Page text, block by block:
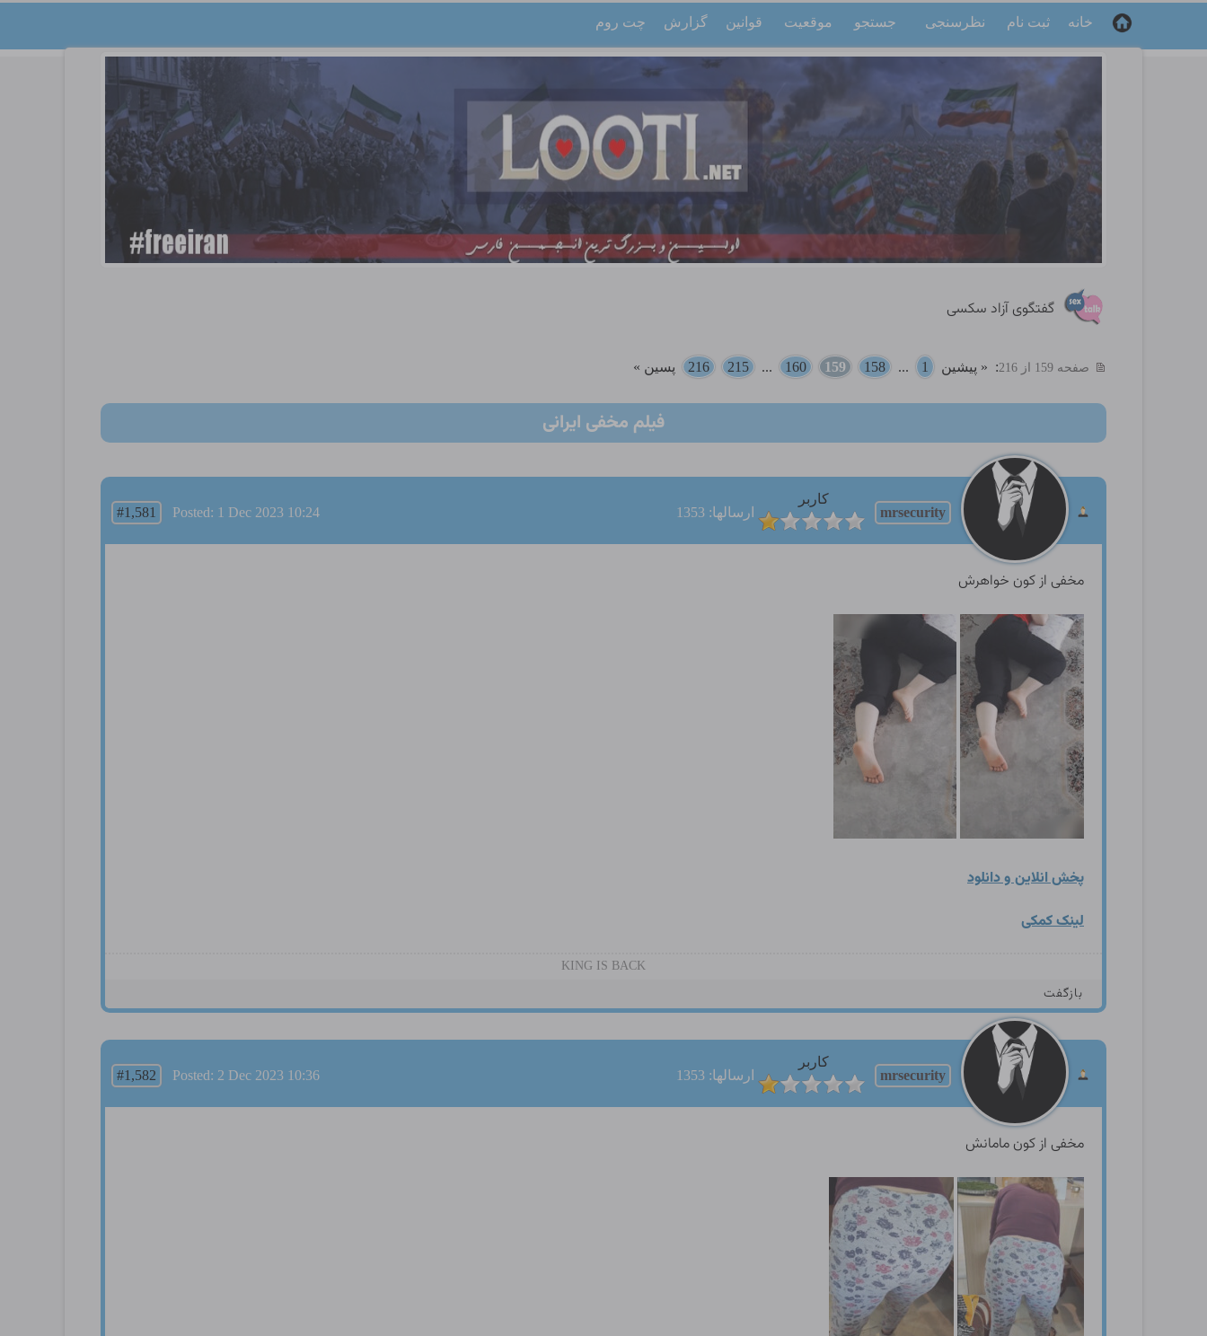
خانه ثبت نام نظرسنجی جستجو موقعیت قوانین گزارش چت روم
گفتگوی آزاد سکسی
صفحه 159 از 216 : « پیشین 1
...
158
159
160
...
215
216 پسین »
فیلم مخفی ایرانی
mrsecurity
کاربر
ارسالها: 1353
#1,581 Posted: 1 Dec 2023 10:24
مخفی از کون خواهرش
پخش انلاین و دانلود
لینک کمکی
KING IS BACK
بازگفت
mrsecurity
کاربر
ارسالها: 1353
#1,582 Posted: 2 Dec 2023 10:36
مخفی از کون مامانش